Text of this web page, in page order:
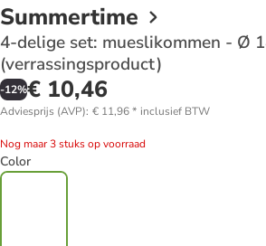
Summertime
4-delige set: mueslikommen - Ø
(verrassingsproduct)
-12%€ 10,46
Adviesprijs (AVP): € 11,96* inclusief BTW
Nog maar 3 stuks op voorraad
Color